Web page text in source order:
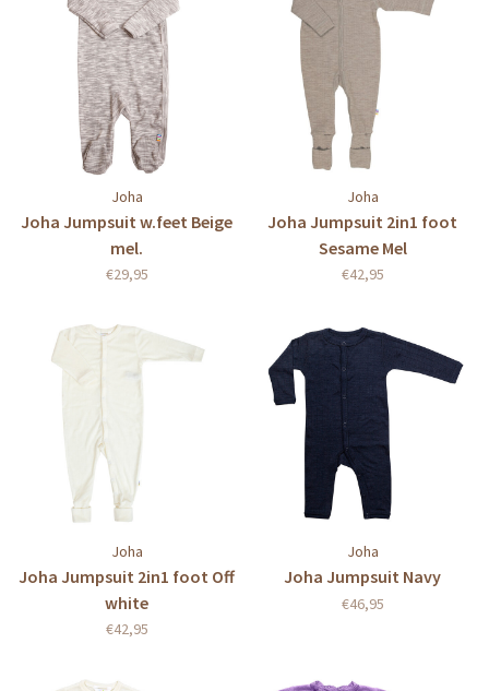
Joha
Joha Jumpsuit w.feet Beige
mel.
€29,95
Joha
Joha Jumpsuit 2in1 foot
Sesame Mel
€42,95
Joha
Joha Jumpsuit 2in1 foot Off
white
€42,95
Joha
Joha Jumpsuit Navy
€46,95